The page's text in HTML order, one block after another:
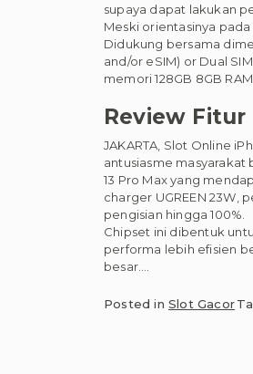
supaya dapat lakukan
Meski orientasinya
Didukung bersama
and/or eSIM) or Dual
memori 128GB 8GB
Review Fitur
JAKARTA, Slot Online
antusiasme
13 Pro Max yang
charger UGREEN 23W,
pengisian hingga 100%.
Chipset ini dibentuk
performa lebih efisien
besar.…
Posted in Slot Gacor